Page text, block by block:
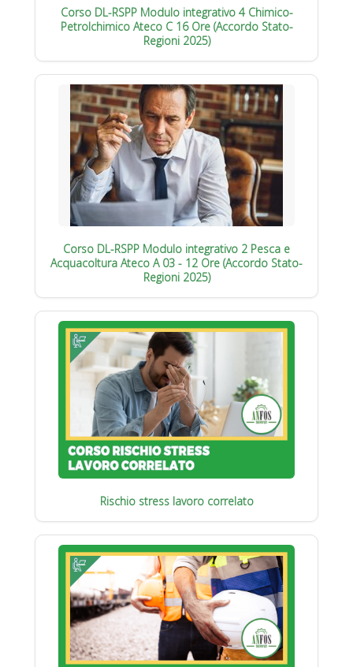
Corso DL-RSPP Modulo integrativo 4 Chimico-
Petrolchimico Ateco C 16 Ore (Accordo Stato-
Regioni 2025)
Corso DL-RSPP Modulo integrativo 2 Pesca e
Acquacoltura Ateco A 03 - 12 Ore (Accordo Stato-
Regioni 2025)
Rischio stress lavoro correlato